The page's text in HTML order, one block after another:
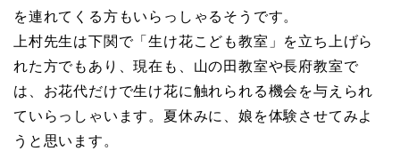
を連れてくる方もいらっしゃるそうです。
上村先生は下関で「生け花こども教室」を立ち上げら
れた方でもあり、現在も、山の田教室や長府教室で
は、お花代だけで生け花に触れられる機会を与えられ
ていらっしゃいます。夏休みに、娘を体験させてみよ
うと思います。